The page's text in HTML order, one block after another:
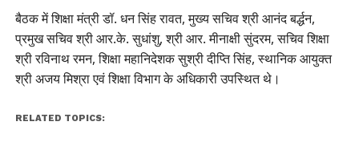
बैठक में शिक्षा मंत्री डॉ. धन सिंह रावत, मुख्य सचिव श्री आनंद बर्द्धन,
प्रमुख सचिव श्री आर.के. सुधांशु, श्री आर. मीनाक्षी सुंदरम, सचिव शिक्षा
श्री रविनाथ रमन, शिक्षा महानिदेशक सुश्री दीप्ति सिंह, स्थानिक आयुक्त
श्री अजय मिश्रा एवं शिक्षा विभाग के अधिकारी उपस्थित थे।
RELATED TOPICS: